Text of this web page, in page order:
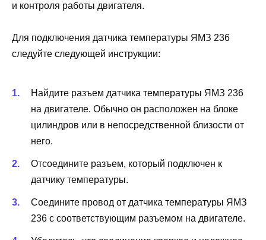
и контроля работы двигателя.
Для подключения датчика температуры ЯМЗ 236
следуйте следующей инструкции:
Найдите разъем датчика температуры ЯМЗ 236
на двигателе. Обычно он расположен на блоке
цилиндров или в непосредственной близости от
него.
Отсоедините разъем, который подключен к
датчику температуры.
Соедините провод от датчика температуры ЯМЗ
236 с соответствующим разъемом на двигателе.